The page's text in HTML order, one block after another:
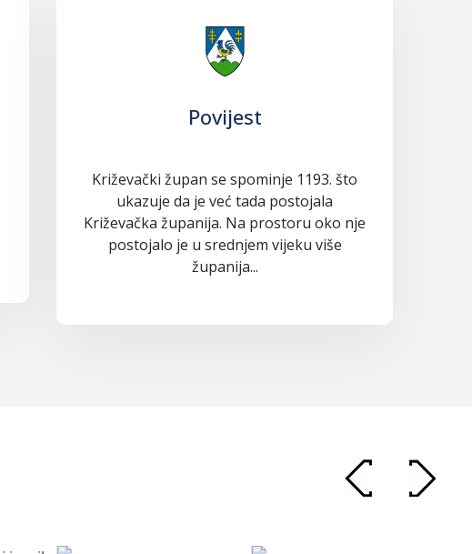
Povijest
Križevački župan se spominje 1193. što
ukazuje da je već tada postojala
Križevačka županija. Na prostoru oko nje
postojalo je u srednjem vijeku više
županija...